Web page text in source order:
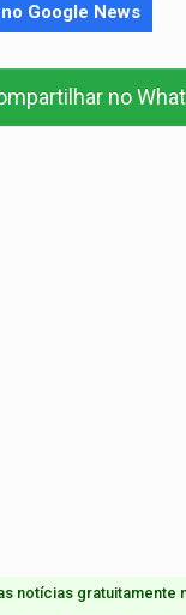
Google News
no
notícias gratuitamente